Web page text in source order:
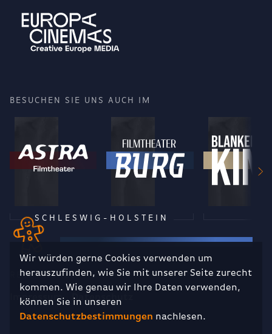
Wir würden gerne Cookies verwenden um
herauszufinden, wie Sie mit unserer Seite zurecht
kommen. Wie genau wir Ihre Daten verwenden,
können Sie in unseren
Datenschutzbestimmungen nachlesen.
BESUCHEN SIE UNS AUCH IM
SCHLESWIG-HOLSTEIN
RECHTLICHES
Impressum Datenschutz